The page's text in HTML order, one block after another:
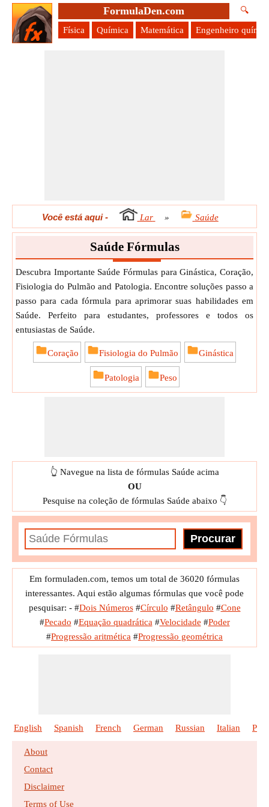
FormulaDen.com 🔍
Física Química Matemática Engenheiro
Você está aqui- Lar » Saúde
Saúde Fórmulas
Descubra Importante Saúde Fórmulas para Ginástica, Coração,
Fisiologia do Pulmão and Patologia. Encontre soluções passo a
passo para cada fórmula para aprimorar suas habilidades em
Saúde. Perfeito para estudantes, professores e todos os
entusiastas de Saúde.
Coração Fisiologia do Pulmão Ginástica
Patologia Peso
👆 Navegue na lista de fórmulas Saúde acima
OU
Pesquise na coleção de fórmulas Saúde abaixo 👇
Em formuladen.com, temos um total de 36020 fórmulas
interessantes. Aqui estão algumas fórmulas que você pode
pesquisar: -#Dois Números#Círculo #Retângulo #Cone
#Pecado #Equação quadrática #Velocidade #Poder
#Progressão aritmética #Progressão geométrica
English Spanish French German Russian Italian
About
Contact
Disclaimer
Terms of Use